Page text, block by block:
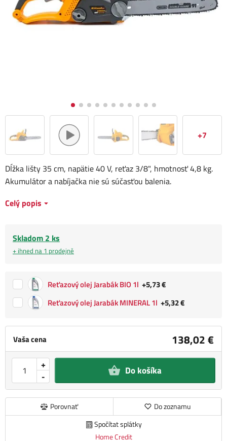
+7
Vaša cena 138,02 €
-
+ Do košíka
Porovnať
Do zoznamu
Spočítat splátky
Home Credit
Dĺžka lišty 35 cm, napätie 40 V, reťaz 3/8", hmotnosť 4,8 kg.
Akumulátor a nabíjačka nie sú súčasťou balenia.
Celý popis
Skladom 2 ks
+ ihned na 1 prodejně
Reťazový olej Jarabák BIO 1l +5,73 €
Reťazový olej Jarabák MINERAL 1l +5,32 €